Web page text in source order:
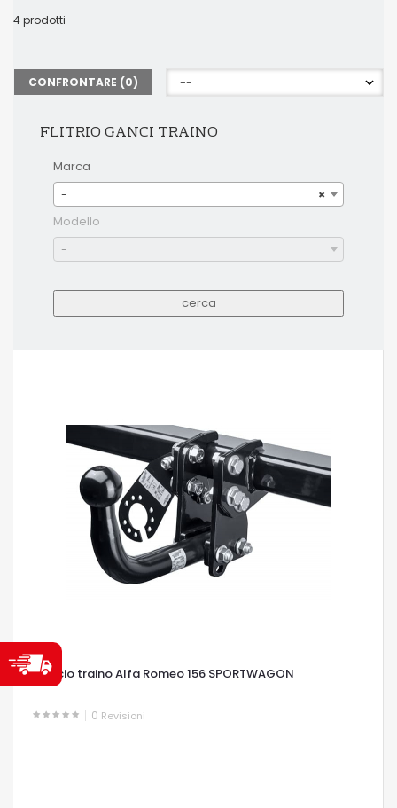
4 prodotti
CONFRONTARE (0)
FLITRIO GANCI TRAINO
Marca
×
-
Modello
-
Gancio traino Alfa Romeo 156 SPORTWAGON
0 Revisioni
OCCHIATA VELOCE